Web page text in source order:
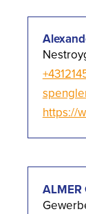
https://
ALMER